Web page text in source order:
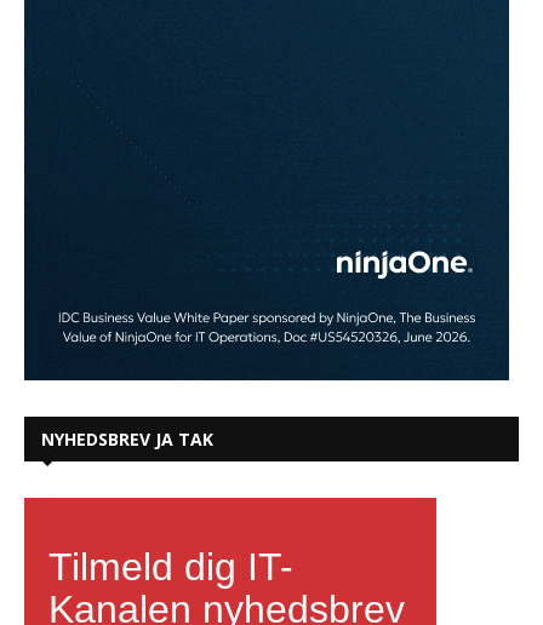
NYHEDSBREV JA TAK